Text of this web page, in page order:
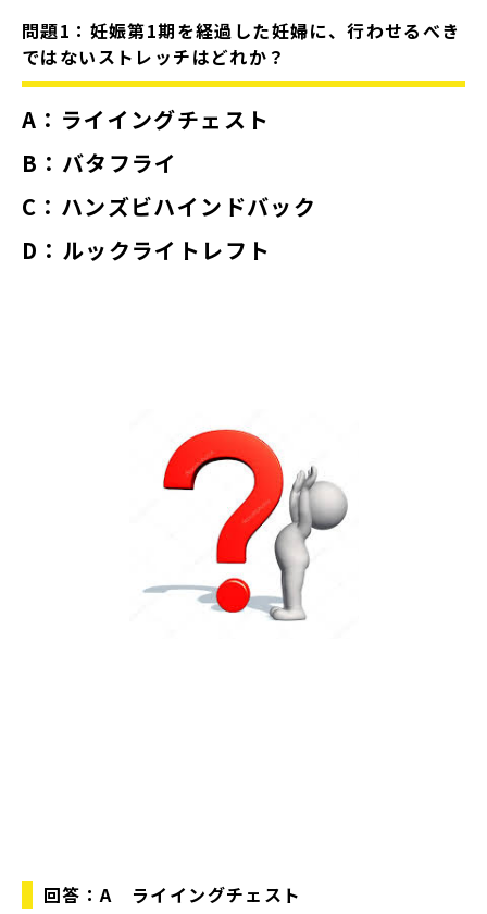
問題1 ：妊娠第1期を経過した妊婦に、行わせるべき
ではないストレッチはどれか？
A ：ライイングチェスト
B ：バタフライ
C ：ハンズビハインドバック
D ：ルックライトレフト
回答：A ライイングチェスト